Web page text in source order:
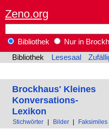
Zeno.org
Bibliothek
Nur in
Bibliothek
Lesesaal
Brockhaus' Kleines
Konversations-
Lexikon
Stichwörter Bilder Faksimiles